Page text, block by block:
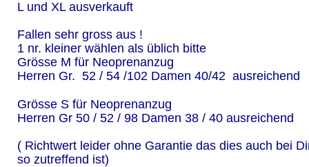
L und XL ausverkauft
Fallen sehr gross aus !
1 nr. kleiner wählen als üblich bitte
Grösse M für Neoprenanzug
Herren Gr.  52 / 54 /102 Damen 40/42  ausreichend
Grösse S für Neoprenanzug
Herren Gr 50 / 52 / 98 Damen 38 / 40 ausreichend
( Richtwert leider ohne Garantie das dies auch bei
so zutreffend ist)